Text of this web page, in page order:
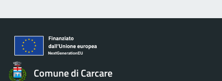
Comune di Carcare